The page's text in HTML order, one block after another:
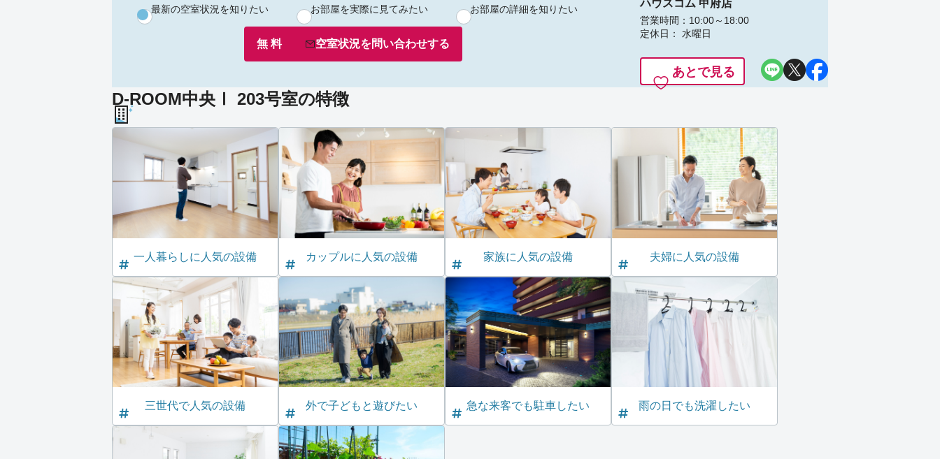
最新の空室状況を知りたい お部屋を実際に見てみたい お部屋の詳細を知りたい
無 料 空室状況を問い合わせする
ハウスコム 甲府店
営業時間：10:00～18:00
定休日： 水曜日
あとで見る
D-ROOM中央Ⅰ 203号室の特徴
一人暮らしに人気の設備 カップルに人気の設備 家族に人気の設備 夫婦に人気の設備
三世代で人気の設備 外で子どもと遊びたい 急な来客でも駐車したい 雨の日でも洗濯したい